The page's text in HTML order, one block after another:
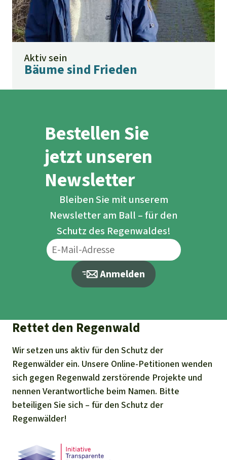
Aktiv sein
Bäume sind Frieden
Bestellen Sie
jetzt unseren
Newsletter
Bleiben Sie mit unserem
Newsletter am Ball – für den
Schutz des Regenwaldes!
Anmelden
Rettet den Regenwald
Wir setzen uns aktiv für den Schutz der
Regenwälder ein. Unsere Online-Petitionen wenden
sich gegen Regenwald zerstörende Projekte und
nennen Verantwortliche beim Namen. Bitte
beteiligen Sie sich – für den Schutz der
Regenwälder!